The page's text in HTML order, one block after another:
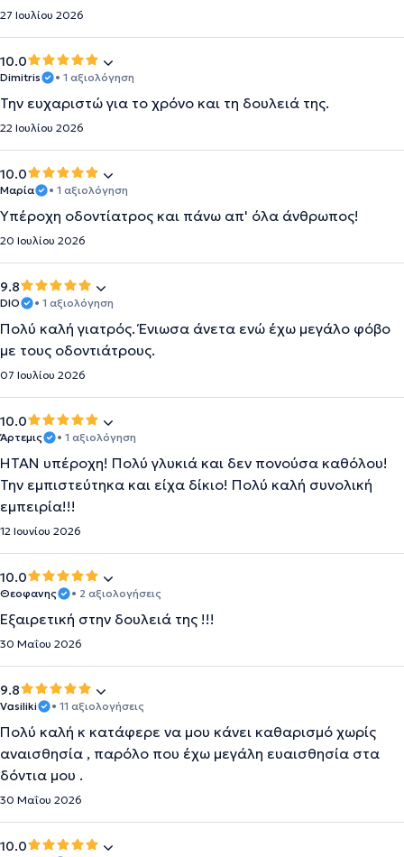
27 Ιουλίου 2026
10.0
Dimitris • 1 αξιολόγηση
Την ευχαριστώ για το χρόνο και τη δουλειά της.
22 Ιουλίου 2026
10.0
Μαρία • 1 αξιολόγηση
Υπέροχη οδοντίατρος και πάνω απ' όλα άνθρωπος!
20 Ιουλίου 2026
9.8
DIO • 1 αξιολόγηση
Πολύ καλή γιατρός. Ένιωσα άνετα ενώ έχω μεγάλο φόβο
με τους οδοντιάτρους.
07 Ιουλίου 2026
10.0
Άρτεμις • 1 αξιολόγηση
ΗΤΑΝ υπέροχη! Πολύ γλυκιά και δεν πονούσα καθόλου!
Την εμπιστεύτηκα και είχα δίκιο! Πολύ καλή συνολική
εμπειρία!!!
12 Ιουνίου 2026
10.0
Θεοφανης • 2 αξιολογήσεις
Εξαιρετική στην δουλειά της !!!
30 Μαΐου 2026
9.8
Vasiliki • 11 αξιολογήσεις
Πολύ καλή κ κατάφερε να μου κάνει καθαρισμό χωρίς
αναισθησία , παρόλο που έχω μεγάλη ευαισθησία στα
δόντια μου .
30 Μαΐου 2026
10.0